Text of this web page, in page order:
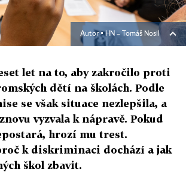
Autor ▪HN – Tomáš Nosil
let na to, aby zakročilo proti
dětí na školách. Podle
se však situace nezlepšila, a
vyzvala k nápravě. Pokud
hrozí mu trest.
k diskriminaci dochází a jak
škol zbavit.